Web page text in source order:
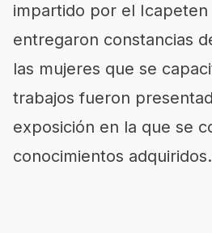
impartido por el Icapeten
entregaron constancias
las mujeres que se
trabajos fueron
exposición en la que se
conocimientos adquiridos.